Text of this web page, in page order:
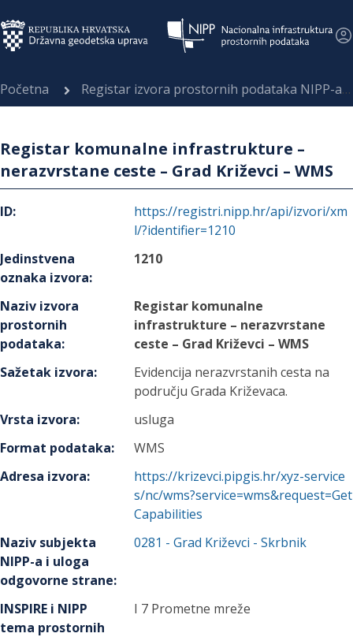
Početna Registar izvora prostornih podataka NIPP-a
Registar komunalne infrastrukture –
nerazvrstane ceste – Grad Križevci – WMS
ID:
https://registri.nipp.hr/api/izvori/xm
l/?identifier=1210
Jedinstvena
oznaka izvora:
1210
Naziv izvora
prostornih
podataka:
Registar komunalne
infrastrukture – nerazvrstane
ceste – Grad Križevci – WMS
Sažetak izvora:
Evidencija nerazvrstanih cesta na
području Grada Križevaca.
Vrsta izvora:
usluga
Format podataka:
WMS
Adresa izvora:
https://krizevci.pipgis.hr/xyz-service
s/nc/wms?service=wms&request=Get
Capabilities
Naziv subjekta
NIPP-a i uloga
odgovorne strane:
0281 -Grad Križevci - Skrbnik
INSPIRE i NIPP
tema prostornih
I 7 Prometne mreže